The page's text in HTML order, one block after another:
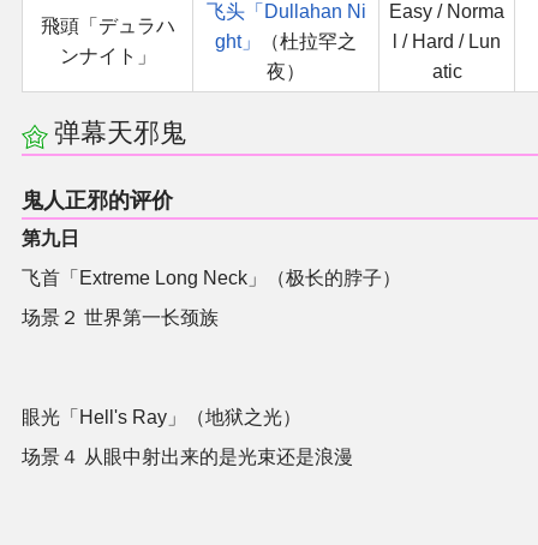
飛頭「デュラハ
ンナイト」
飞头「Dullahan Ni
ght」
（杜拉罕之
夜）
Easy / Norma
l / Hard / Lun
atic
弹幕天邪鬼
鬼人正邪的评价
第九日
飞首「Extreme Long Neck」（极长的脖子）
场景２ 世界第一长颈族
眼光「Hell's Ray」（地狱之光）
场景４ 从眼中射出来的是光束还是浪漫